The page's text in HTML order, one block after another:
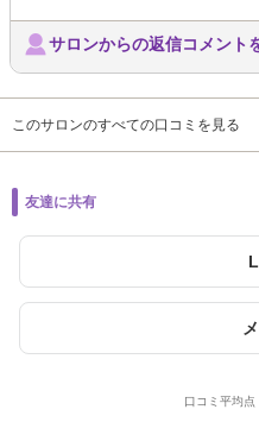
サロンからの返信コメント
このサロンのすべての口コミを見る
友達に共有
口コミ平均点